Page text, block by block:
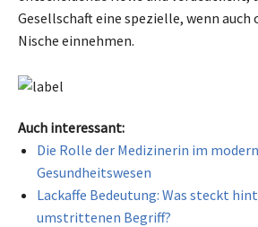
Gesellschaft eine spezielle, wenn auch
Nische einnehmen.
Auch interessant:
Die Rolle der Medizinerin im
Gesundheitswesen
Lackaffe Bedeutung: Was steckt
umstrittenen Begriff?